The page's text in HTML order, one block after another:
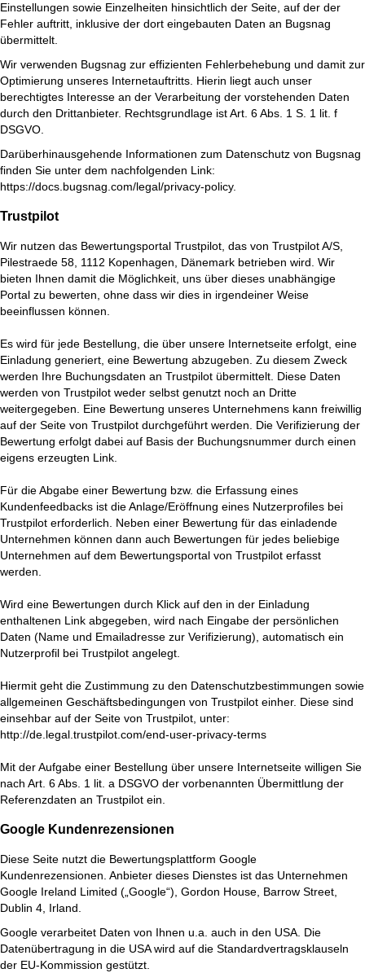
Einstellungen sowie Einzelheiten hinsichtlich der Seite, auf der der
Fehler auftritt, inklusive der dort eingebauten Daten an Bugsnag
übermittelt.
Wir verwenden Bugsnag zur effizienten Fehlerbehebung und damit zur
Optimierung unseres Internetauftritts. Hierin liegt auch unser
berechtigtes Interesse an der Verarbeitung der vorstehenden Daten
durch den Drittanbieter. Rechtsgrundlage ist Art. 6 Abs. 1 S. 1 lit. f
DSGVO.
Darüberhinausgehende Informationen zum Datenschutz von Bugsnag
finden Sie unter dem nachfolgenden Link:
https://docs.bugsnag.com/legal/privacy-policy.
Trustpilot
Wir nutzen das Bewertungsportal Trustpilot, das von Trustpilot A/S,
Pilestraede 58, 1112 Kopenhagen, Dänemark betrieben wird. Wir
bieten Ihnen damit die Möglichkeit, uns über dieses unabhängige
Portal zu bewerten, ohne dass wir dies in irgendeiner Weise
beeinflussen können.
Es wird für jede Bestellung, die über unsere Internetseite erfolgt, eine
Einladung generiert, eine Bewertung abzugeben. Zu diesem Zweck
werden Ihre Buchungsdaten an Trustpilot übermittelt. Diese Daten
werden von Trustpilot weder selbst genutzt noch an Dritte
weitergegeben. Eine Bewertung unseres Unternehmens kann freiwillig
auf der Seite von Trustpilot durchgeführt werden. Die Verifizierung der
Bewertung erfolgt dabei auf Basis der Buchungsnummer durch einen
eigens erzeugten Link.
Für die Abgabe einer Bewertung bzw. die Erfassung eines
Kundenfeedbacks ist die Anlage/Eröffnung eines Nutzerprofiles bei
Trustpilot erforderlich. Neben einer Bewertung für das einladende
Unternehmen können dann auch Bewertungen für jedes beliebige
Unternehmen auf dem Bewertungsportal von Trustpilot erfasst
werden.
Wird eine Bewertungen durch Klick auf den in der Einladung
enthaltenen Link abgegeben, wird nach Eingabe der persönlichen
Daten (Name und Emailadresse zur Verifizierung), automatisch ein
Nutzerprofil bei Trustpilot angelegt.
Hiermit geht die Zustimmung zu den Datenschutzbestimmungen sowie
allgemeinen Geschäftsbedingungen von Trustpilot einher. Diese sind
einsehbar auf der Seite von Trustpilot, unter:
http://de.legal.trustpilot.com/end-user-privacy-terms
Mit der Aufgabe einer Bestellung über unsere Internetseite willigen Sie
nach Art. 6 Abs. 1 lit. a DSGVO der vorbenannten Übermittlung der
Referenzdaten an Trustpilot ein.
Google Kundenrezensionen
Diese Seite nutzt die Bewertungsplattform Google
Kundenrezensionen. Anbieter dieses Dienstes ist das Unternehmen
Google Ireland Limited („Google“), Gordon House, Barrow Street,
Dublin 4, Irland.
Google verarbeitet Daten von Ihnen u.a. auch in den USA. Die
Datenübertragung in die USA wird auf die Standardvertragsklauseln
der EU-Kommission gestützt.